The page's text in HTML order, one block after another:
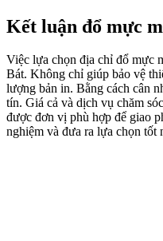
Kết luận đổ mực
Việc lựa chọn địa chỉ đổ mực
Bát. Không chỉ giúp bảo vệ
lượng bản in. Bằng cách cân
tín. Giá cả và dịch vụ chăm
được đơn vị phù hợp để giao
nghiệm và đưa ra lựa chọn tốt